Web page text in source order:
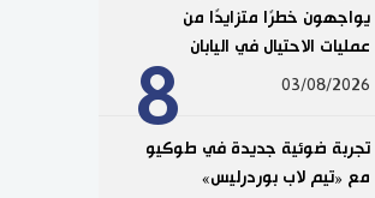
8
يواجهون خطرًا متزايدًا من
عمليات الاحتيال في اليابان
03/08/2026
تجربة ضوئية جديدة في طوكيو
مع «تيم لاب بوردرليس»